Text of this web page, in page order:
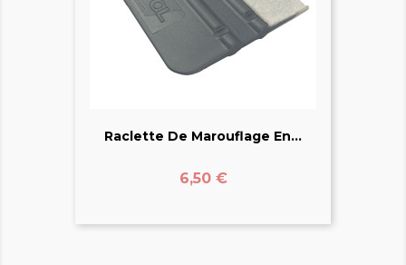
Raclette De Marouflage En...
Prix
6,50 €